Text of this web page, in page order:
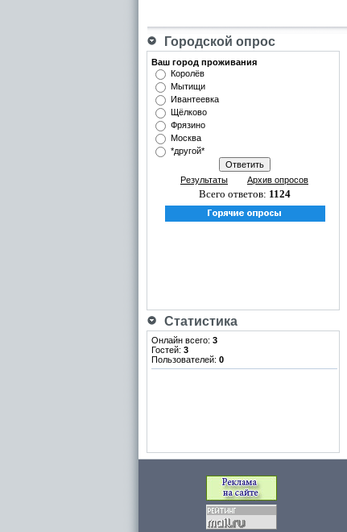
Городской опрос
Ваш город проживания
Королёв
Мытищи
Ивантеевка
Щёлково
Фрязино
Москва
*другой*
Результаты Архив опросов
Всего ответов: 1124
Статистика
Онлайн всего: 3
Гостей: 3
Пользователей: 0